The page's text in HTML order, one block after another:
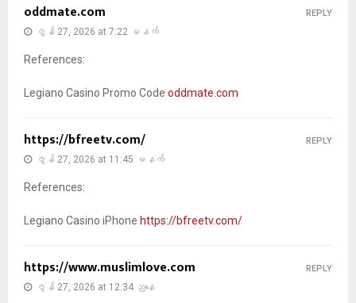
oddmate.com
ဇွန် 27, 2026 at 7:22 မနက်
References:
Legiano Casino Promo Code oddmate.com
REPLY
https://bfreetv.com/
ဇွန် 27, 2026 at 11:45 မနက်
References:
Legiano Casino iPhone https://bfreetv.com/
REPLY
https://www.muslimlove.com
ဇွန် 27, 2026 at 12:34 ညနေ
REPLY